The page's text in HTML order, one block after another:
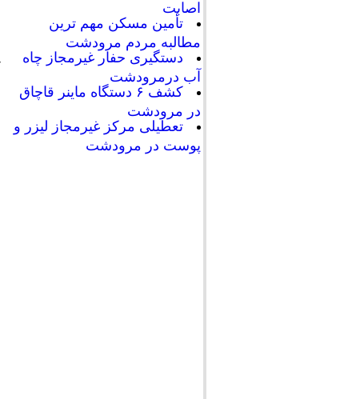
اصابت
تأمین مسکن مهم ترین
مطالبه مردم مرودشت
دستگیری حفار غیرمجاز چاه
آب درمرودشت
کشف ۶ دستگاه ماینر قاچاق
در مرودشت
تعطیلی مرکز غیرمجاز لیزر و
پوست در مرودشت